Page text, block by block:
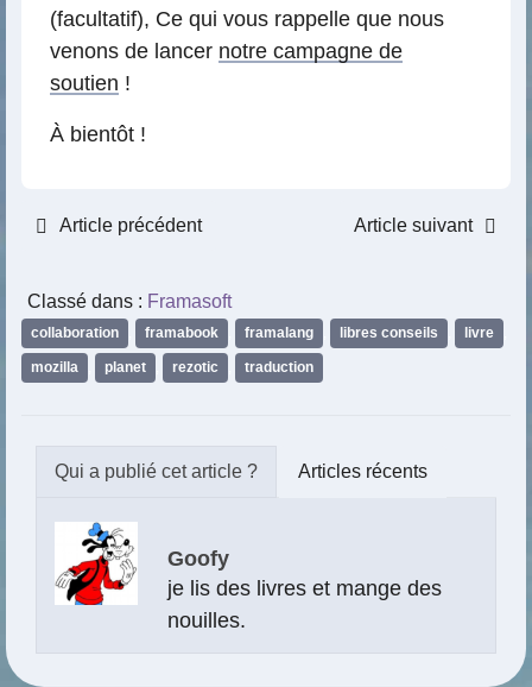
(facultatif), Ce qui vous rappelle que nous
venons de lancer notre campagne de
soutien !
À bientôt !
Article précédent Article suivant
Classé dans : Framasoft
collaboration framabook framalang libres conseils livre
mozilla planet rezotic traduction
Articles récents
Goofy
je lis des livres et mange des
nouilles.